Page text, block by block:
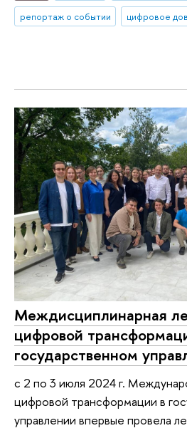
репортаж о событии
цифровое
Междисциплинарная
цифровой
государственном
с 2 по 3 июля 2024 г.
цифровой трансформации в
управлении впервые провела